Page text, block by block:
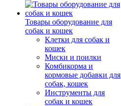
Товары оборудование для
собак и кошек
Клетки для собак и
кошек
Миски и поилки
Комбикорма и
кормовые добавки для
собак, кошек
Инструменты для
собак и кошек